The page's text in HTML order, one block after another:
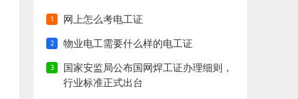
网上怎么考电工证
物业电工需要什么样的电工证
国家安监局公布国网焊工证办理细则，
行业标准正式出台